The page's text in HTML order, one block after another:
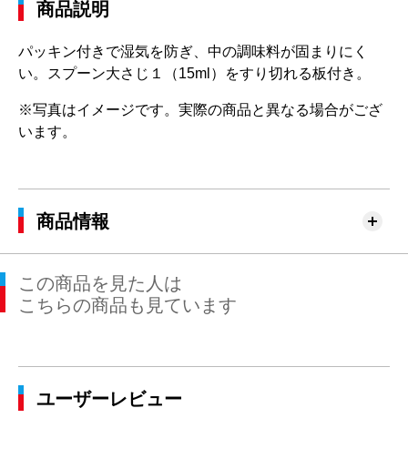
商品説明
パッキン付きで湿気を防ぎ、中の調味料が固まりにく
い。スプーン大さじ１（15ml）をすり切れる板付き。
※写真はイメージです。実際の商品と異なる場合がござ
います。
商品情報
この商品を見た人は
こちらの商品も見ています
ユーザーレビュー